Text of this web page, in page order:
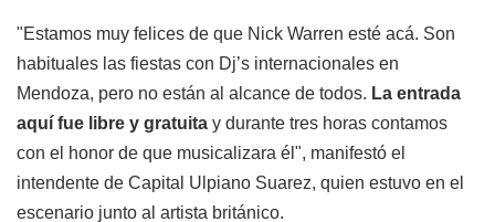
"Estamos muy felices de que Nick Warren esté acá. Son
habituales las fiestas con Dj’s internacionales en
Mendoza, pero no están al alcance de todos. La entrada
aquí fue libre y gratuita y durante tres horas contamos
con el honor de que musicalizara él", manifestó el
intendente de Capital Ulpiano Suarez, quien estuvo en el
escenario junto al artista británico.